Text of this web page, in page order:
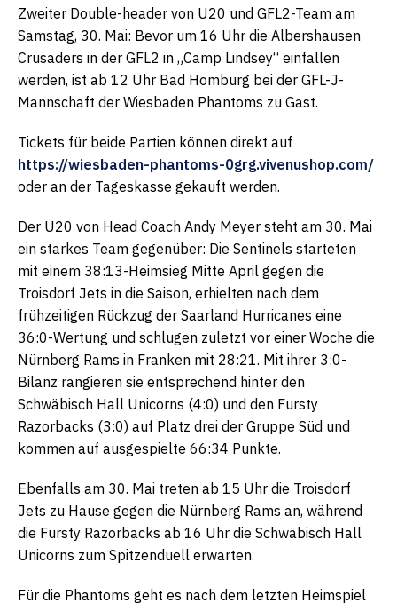
Zweiter Double-header von U20 und GFL2-Team am
Samstag, 30. Mai: Bevor um 16 Uhr die Albershausen
Crusaders in der GFL2 in „Camp Lindsey“ einfallen
werden, ist ab 12 Uhr Bad Homburg bei der GFL-J-
Mannschaft der Wiesbaden Phantoms zu Gast.
Tickets für beide Partien können direkt auf
https://wiesbaden-phantoms-0grg.vivenushop.com/
oder an der Tageskasse gekauft werden.
Der U20 von Head Coach Andy Meyer steht am 30. Mai
ein starkes Team gegenüber: Die Sentinels starteten
mit einem 38:13-Heimsieg Mitte April gegen die
Troisdorf Jets in die Saison, erhielten nach dem
frühzeitigen Rückzug der Saarland Hurricanes eine
36:0-Wertung und schlugen zuletzt vor einer Woche die
Nürnberg Rams in Franken mit 28:21. Mit ihrer 3:0-
Bilanz rangieren sie entsprechend hinter den
Schwäbisch Hall Unicorns (4:0) und den Fursty
Razorbacks (3:0) auf Platz drei der Gruppe Süd und
kommen auf ausgespielte 66:34 Punkte.
Ebenfalls am 30. Mai treten ab 15 Uhr die Troisdorf
Jets zu Hause gegen die Nürnberg Rams an, während
die Fursty Razorbacks ab 16 Uhr die Schwäbisch Hall
Unicorns zum Spitzenduell erwarten.
Für die Phantoms geht es nach dem letzten Heimspiel